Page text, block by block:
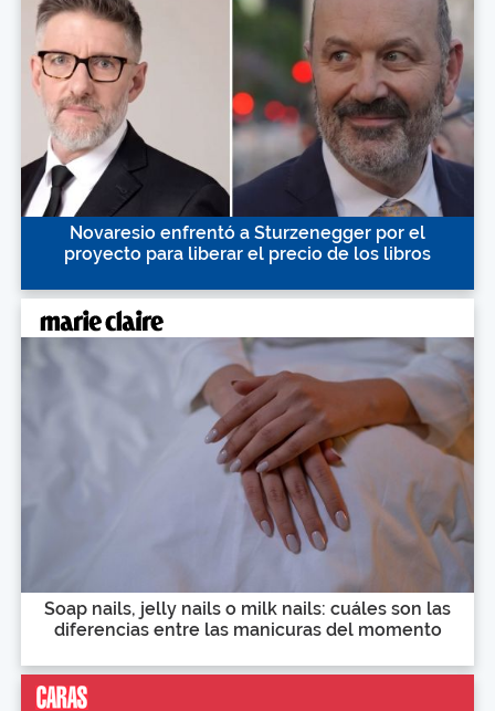
Novaresio enfrentó a Sturzenegger por el
proyecto para liberar el precio de los libros
Soap nails, jelly nails o milk nails: cuáles son las
diferencias entre las manicuras del momento